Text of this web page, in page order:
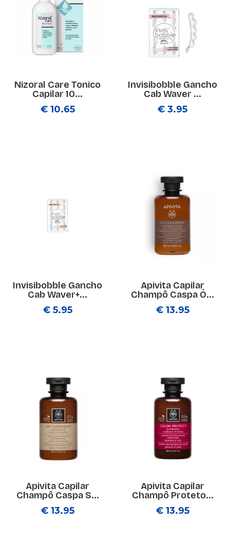
Nizoral Care Tonico
Capilar 10...
€ 10.65
Invisibobble Gancho
Cab Waver ...
€ 3.95
Invisibobble Gancho
Cab Waver+...
€ 5.95
Apivita Capilar
Champô Caspa Ó...
€ 13.95
Apivita Capilar
Champô Caspa S...
€ 13.95
Apivita Capilar
Champô Proteto...
€ 13.95